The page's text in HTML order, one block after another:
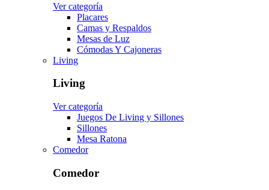
Ver categoría
Placares
Camas y Respaldos
Mesas de Luz
Cómodas Y Cajoneras
Living
Living
Ver categoría
Juegos De Living y Sillones
Sillones
Mesa Ratona
Comedor
Comedor